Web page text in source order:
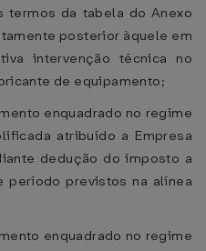
termos da tabela do Anexo
posterior àquele em
intervenção técnica no
de equipamento;
enquadrado no regime
atribuído a Empresa
dedução do imposto a
período previstos na alínea
enquadrado no regime